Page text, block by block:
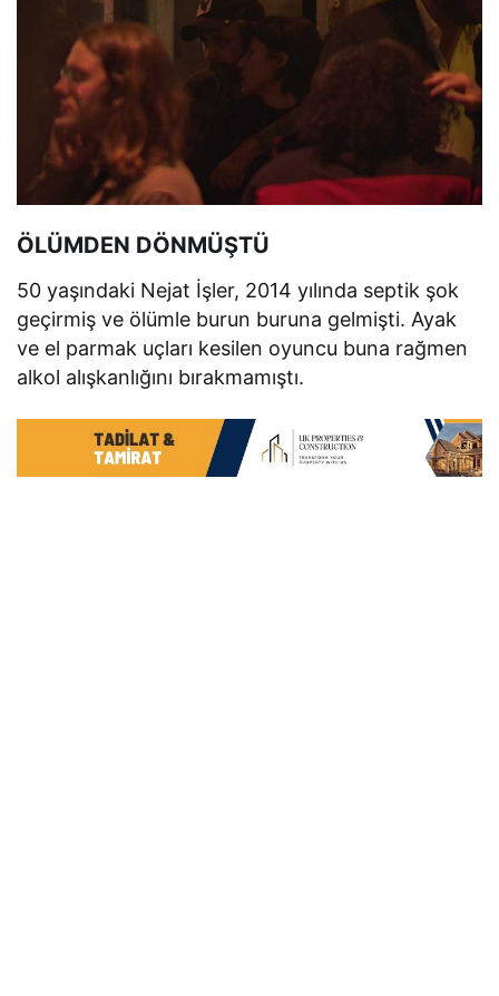
ÖLÜMDEN DÖNMÜŞTÜ
50 yaşındaki Nejat İşler, 2014 yılında septik şok
geçirmiş ve ölümle burun buruna gelmişti. Ayak
ve el parmak uçları kesilen oyuncu buna rağmen
alkol alışkanlığını bırakmamıştı.